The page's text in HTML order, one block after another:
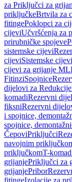
za Priključci za
priključkeBrtvila za
fitingePoklopci za
cijeviUčvršćenja za
prirubničke spojeve
sistemske cijevi
cijeviSistemske
cijevi za grijanje ML
FitinziSpojnice
dijelovi za Redukcije
komadiRezervni
fiksniRezervni
i spojnice,
spojnice, demontažni
ČepoviPriključci
navojnim
priključkomT-
grijanjePriključci za
grijanjePribor
fitingeIzolacije za